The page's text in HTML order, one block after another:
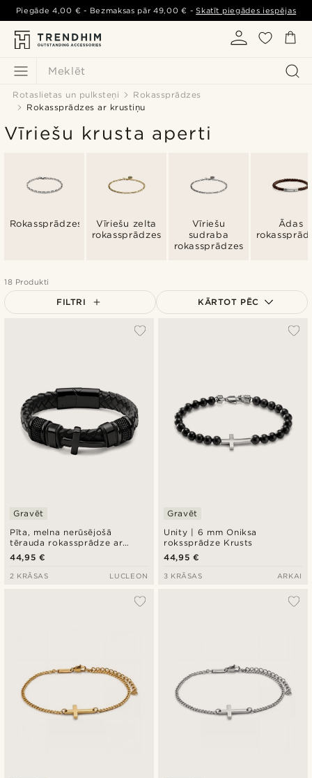
Meklēt
Piegāde4,00 € - Bezmaksas pār49,00 € -Skatīt piegādes iespējas
Rotaslietas un pulksteņi
Rokassprādzes
Rokassprādzes ar krustiņu
Vīriešu krusta aperti
Rokassprādzes
Vīriešu zelta
rokassprādzes
Vīriešu
sudraba
rokassprādzes
Ādas
18 Produkti
FILTRI KĀRTOT PĒC
Pīta, melna nerūsējošā
tērauda rokassprādze ar
krustiņu
Gravēt
44,95 €
2 KRĀSAS LUCLEON
Unity | 6 mm Oniksa
rokssprādze Krusts
Gravēt
44,95 €
3 KRĀSAS ARKAI